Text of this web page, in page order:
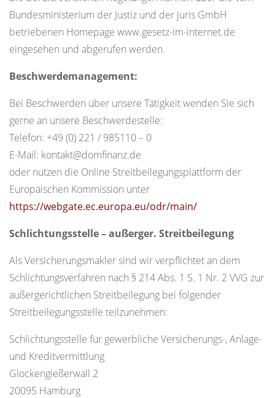
Bundesministerium der Justiz und der juris GmbH
betriebenen Homepage www.gesetz-im-internet.de
eingesehen und abgerufen werden.
Beschwerdemanagement:
Bei Beschwerden über unsere Tätigkeit wenden Sie sich
gerne an unsere Beschwerdestelle:
Telefon: +49 (0) 221 / 985110 – 0
E-Mail: kontakt@domfinanz.de
oder nutzen die Online Streitbeilegungsplattform der
Europäischen Kommission unter
https://webgate.ec.europa.eu/odr/main/
Schlichtungsstelle – außerger. Streitbeilegung
Als Versicherungsmakler sind wir verpflichtet an dem
Schlichtungsverfahren nach § 214 Abs. 1 S. 1 Nr. 2 VVG zur
außergerichtlichen Streitbeilegung bei folgender
Streitbeilegungsstelle teilzunehmen:
Schlichtungsstelle für gewerbliche Versicherungs-, Anlage-
und Kreditvermittlung
Glockengießerwall 2
20095 Hamburg